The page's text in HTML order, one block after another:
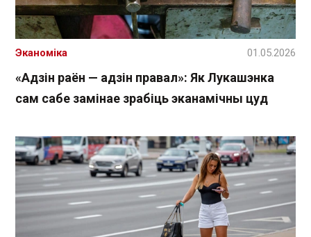
«Адзін раён — адзін правал»: Як Лукашэнка
сам сабе замінае зрабіць эканамічны цуд
Эканоміка 01.05.2026